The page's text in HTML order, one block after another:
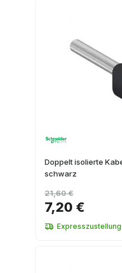
Doppelt isolierte
schwarz
7,20 €
21,60 €
Expresszustellung